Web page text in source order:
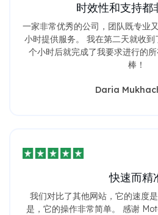
时效性和支持都
一家非常优秀的公司，团队既专业
小时提供服务。 我在第二天就收
个小时后就完成了我要求进行的
棒！
Daria
快速而精
我们对比了其他网站，它的速度
是，它的操作非常简单。 感谢